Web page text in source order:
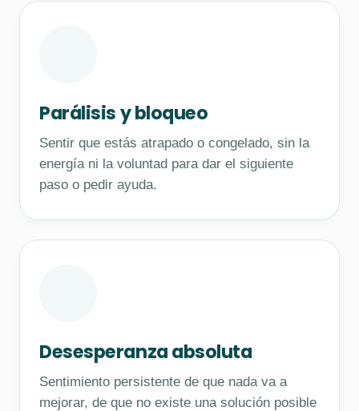
Parálisis y bloqueo
Sentir que estás atrapado o congelado, sin la
energía ni la voluntad para dar el siguiente
paso o pedir ayuda.
Desesperanza absoluta
Sentimiento persistente de que nada va a
mejorar, de que no existe una solución posible